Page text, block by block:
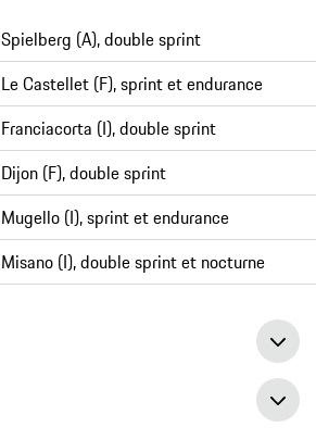
Spielberg (A), double sprint
Le Castellet (F), sprint et endurance
Franciacorta (I), double sprint
Dijon (F), double sprint
Mugello (I), sprint et endurance
Misano (I), double sprint et nocturne